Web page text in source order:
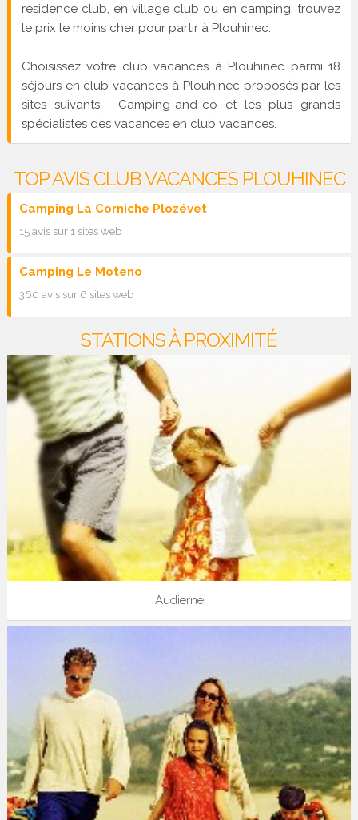
résidence club, en village club ou en camping, trouvez
le prix le moins cher pour partir à Plouhinec.
Choisissez votre club vacances à Plouhinec parmi 18
séjours en club vacances à Plouhinec proposés par les
sites suivants : Camping-and-co et les plus grands
spécialistes des vacances en club vacances.
TOP AVIS CLUB VACANCES PLOUHINEC
Camping La Corniche Plozévet
15 avis sur 1 sites web
Camping Le Moteno
360 avis sur 6 sites web
STATIONS À PROXIMITÉ
Audierne